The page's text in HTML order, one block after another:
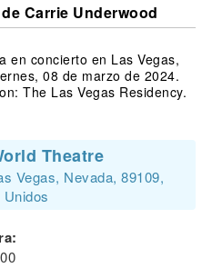
Carrie Underwood
en concierto en Las Vegas,
08 de marzo de 2024.
The Las Vegas Residency.
Theatre
Vegas, Nevada, 89109,